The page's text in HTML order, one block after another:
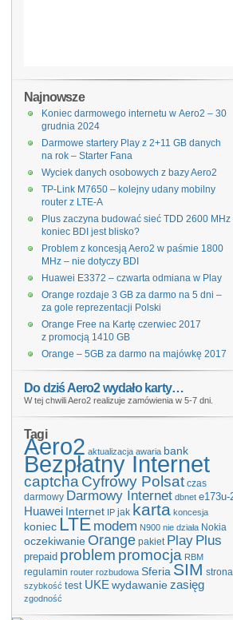
Najnowsze
Koniec darmowego internetu w Aero2 – 30
grudnia 2024
Darmowe startery Play z 2+11 GB danych
na rok – Starter Fana
Wyciek danych osobowych z bazy Aero2
TP-Link M7650 – kolejny udany mobilny
router z LTE-A
Plus zaczyna budować sieć TDD 2600 MHz
koniec BDI jest blisko?
Problem z koncesją Aero2 w paśmie 1800
MHz – nie dotyczy BDI
Huawei E3372 – czwarta odmiana w Play
Orange rozdaje 3 GB za darmo na 5 dni –
za gole reprezentacji Polski
Orange Free na Kartę czerwiec 2017
z promocją 1410 GB
Orange – 5GB za darmo na majówkę 2017
Do dziś Aero2 wydało karty…
W tej chwili Aero2 realizuje zamówienia w 5-7 dni.
Tagi
Aero2 aktualizacja awaria bank
Bezpłatny Internet
captcha Cyfrowy Polsat czas
darmowy Darmowy Internet dbnet e173u-
Huawei Internet IP jak karta koncesja
koniec LTE modem N900 nie działa Nokia
oczekiwanie Orange pakiet Play Plus
prepaid problem promocja RBM
regulamin router rozbudowa Sferia SIM strona
szybkość test UKE wydawaniezasięg
zgodność